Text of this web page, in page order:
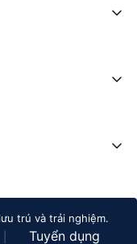
trú và trải nghiệm.
Tuyển dụng